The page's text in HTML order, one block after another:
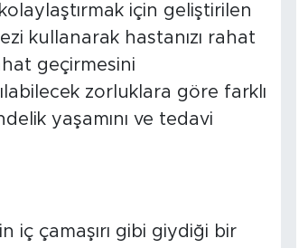
kolaylaştırmak için geliştirilen
kullanarak hastanızı rahat
geçirmesini
zorluklara göre farklı
yaşamını ve tedavi
iç çamaşırı gibi giydiği bir